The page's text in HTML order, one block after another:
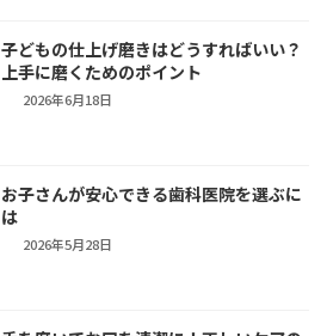
子どもの仕上げ磨きはどうすればいい？
上手に磨くためのポイント
2026年6月18日
お子さんが安心できる歯科医院を選ぶに
は
2026年5月28日